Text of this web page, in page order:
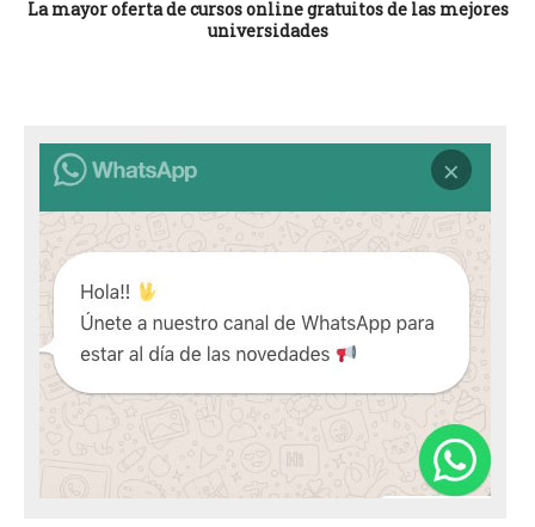
La mayor oferta de cursos online gratuitos de las mejores
universidades